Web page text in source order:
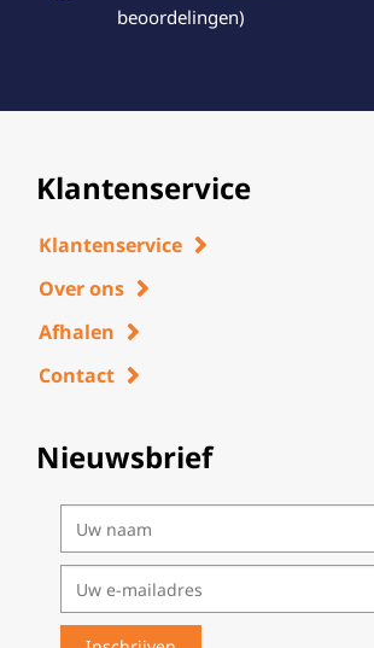
beoordelingen)
Klantenservice
Klantenservice
Over ons
Afhalen
Contact
Nieuwsbrief